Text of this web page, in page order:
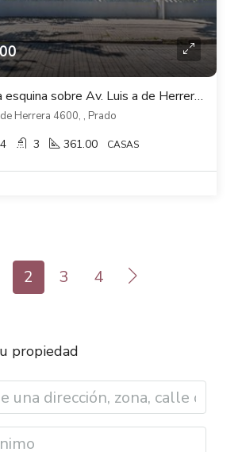
Hermosa casa esquina sobre Av. Luis a de Herrera muy próxima al Jardín Botánico
Herrera 4600, , Prado
4 3 361.00 CASAS
2 3 4
propiedad